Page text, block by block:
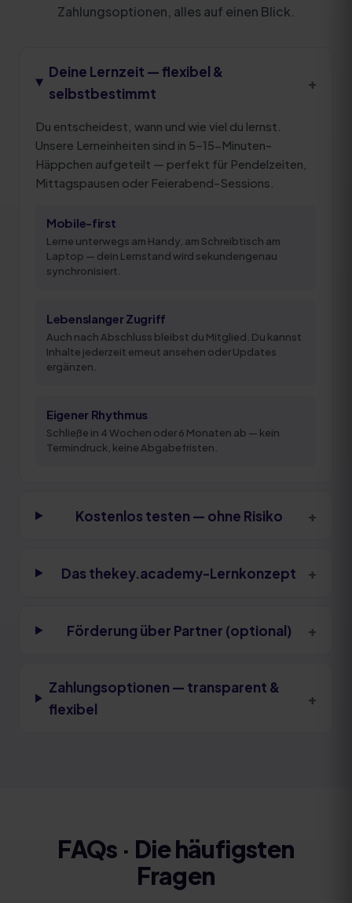
Zahlungsoptionen, alles auf einen Blick.
Deine Lernzeit — flexibel &
selbstbestimmt
+
Du entscheidest, wann und wie viel du lernst.
Unsere Lerneinheiten sind in 5–15-Minuten-
Häppchen aufgeteilt — perfekt für Pendelzeiten,
Mittagspausen oder Feierabend-Sessions.
Mobile-first
Lerne unterwegs am Handy, am Schreibtisch am
Laptop — dein Lernstand wird sekundengenau
synchronisiert.
Lebenslanger Zugriff
Auch nach Abschluss bleibst du Mitglied. Du kannst
Inhalte jederzeit erneut ansehen oder Updates
ergänzen.
Eigener Rhythmus
Schließe in 4 Wochen oder 6 Monaten ab — kein
Termindruck, keine Abgabefristen.
Kostenlos testen — ohne Risiko +
Das thekey.academy-Lernkonzept +
Förderung über Partner (optional) +
Zahlungsoptionen — transparent &
flexibel
+
FAQs · Die häufigsten
Fragen